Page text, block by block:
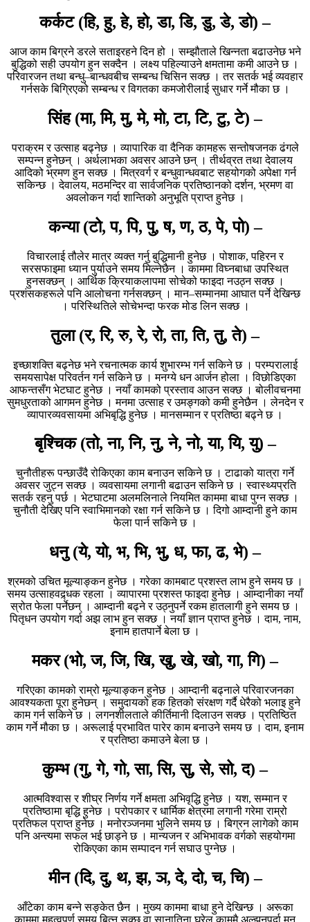
कर्कट (हि, हु, हे, हो, डा, डि, डु, डे, डो) –
आज काम बिग्रने डरले सताइरहने दिन हो । सम्झौताले खिन्नता बढाउनेछ भने
बुद्धिको सही उपयोग हुन सक्दैन । लक्ष्य पहिल्याउने क्षमतामा कमी आउने छ ।
परिवारजन तथा बन्धु–बान्धवबीच सम्बन्ध चिसिन सक्छ । तर सतर्क भई व्यवहार
गर्नसके बिग्रिएको सम्बन्ध र विगतका कमजोरीलाई सुधार गर्ने मौका छ ।
सिंह (मा, मि, मु, मे, मो, टा, टि, टु, टे) –
पराक्रम र उत्साह बढ्नेछ । व्यापारिक वा दैनिक कामहरू सन्तोषजनक ढंगले
सम्पन्न हुनेछन् । अर्थलाभका अवसर आउने छन् । तीर्थव्रत तथा देवालय
आदिको भ्रमण हुन सक्छ । मित्रवर्ग र बन्धुवान्धवबाट सहयोगको अपेक्षा गर्न
सकिन्छ । देवालय, मठमन्दिर वा सार्वजनिक प्रतिष्ठानको दर्शन, भ्रमण वा
अवलोकन गर्दा शान्तिको अनुभूति प्राप्त हुनेछ ।
कन्या (टो, प, पि, पु, ष, ण, ठ, पे, पो) –
विचारलाई तौलेर मात्र व्यक्त गर्नु बुद्धिमानी हुनेछ । पोशाक, पहिरन र
सरसफाइमा ध्यान पुर्याउने समय मिल्नेछैन । काममा विघ्नबाधा उपस्थित
हुनसक्छन् । आर्थिक क्रियाकलापमा सोचेको फाइदा नउठ्न सक्छ ।
प्रशंसकहरूले पनि आलोचना गर्नसक्छन् । मान–सम्मानमा आघात पर्ने देखिन्छ
। परिस्थितिले सोचेभन्दा फरक मोड लिन सक्छ ।
तुला (र, रि, रु, रे, रो, ता, ति, तु, ते) –
इच्छाशक्ति बढ्नेछ भने रचनात्मक कार्य शुभारम्भ गर्न सकिने छ । परम्परालाई
समयसापेक्ष परिवर्तन गर्न सकिने छ । मनग्ये धन आर्जन होला । विछोडिएका
आफन्तसँग भेटघाट हुनेछ । नयाँ कामको प्रस्ताव आउन सक्छ । बोलीवचनमा
सुमधुरताको आगमन हुनेछ । मनमा उत्साह र उमङ्गको कमी हुनेछैन । लेनदेन र
व्यापारव्यवसायमा अभिबृद्धि हुनेछ । मानसम्मान र प्रतिष्ठा बढ्ने छ ।
बृश्चिक (तो, ना, नि, नु, ने, नो, या, यि, यु) –
चुनौतीहरू पन्छाउँदै रोकिएका काम बनाउन सकिने छ । टाढाको यात्रा गर्ने
अवसर जुट्न सक्छ । व्यवसायमा लगानी बढाउन सकिने छ । स्वास्थ्यप्रति
सतर्क रहनु पर्छ । भेटघाटमा अलमलिनाले नियमित काममा बाधा पुग्न सक्छ ।
चुनौती देखिए पनि स्वाभिमानको रक्षा गर्न सकिने छ । दिगो आम्दानी हुने काम
फेला पार्न सकिने छ ।
धनु (ये, यो, भ, भि, भु, ध, फा, ढ, भे) –
श्रमको उचित मूल्याङ्कन हुनेछ । गरेका कामबाट प्रशस्त लाभ हुने समय छ ।
समय उत्साहवद्र्धक रहला । व्यापारमा प्रशस्त फाइदा हुनेछ । आम्दानीका नयाँ
स्रोत फेला पर्नेछन् । आम्दानी बढ्ने र उठ्नुपर्ने रकम हातलागी हुने समय छ ।
पितृधन उपयोग गर्दा अझ लाभ हुन सक्छ । नयाँ ज्ञान प्राप्त हुनेछ । दाम, नाम,
इनाम हातपार्ने बेला छ ।
मकर (भो, ज, जि, खि, खु, खे, खो, गा, गि) –
गरिएका कामको राम्रो मूल्याङ्कन हुनेछ । आम्दानी बढ्नाले परिवारजनका
आवश्यकता पूरा हुनेछन् । समुदायको हक हितको संरक्षण गर्दै धेरैको भलाइ हुने
काम गर्न सकिने छ । लगनशीलताले कीर्तिमानी दिलाउन सक्छ । प्रतिष्ठित
काम गर्ने मौका छ । अरूलाई प्रभावित पारेर काम बनाउने समय छ । दाम, इनाम
र प्रतिष्ठा कमाउने बेला छ ।
कुम्भ (गु, गे, गो, सा, सि, सु, से, सो, द) –
आत्मविश्वास र शीघ्र निर्णय गर्ने क्षमता अभिवृद्धि हुनेछ । यश, सम्मान र
प्रतिष्ठामा बृद्धि हुनेछ । परोपकार र धार्मिक क्षेत्रमा लगानी गरेमा राम्रो
प्रतिफल प्राप्त हुनेछ । मनोरञ्जनमा भुलिने समय छ । बिग्रन लागेको काम
पनि अन्त्यमा सफल भई छाड्ने छ । मान्यजन र अभिभावक वर्गको सहयोगमा
रोकिएका काम सम्पादन गर्न सघाउ पुग्नेछ ।
मीन (दि, दु, थ, झ, ञ, दे, दो, च, चि) –
आँटेका काम बन्ने सङ्केत छैन । मुख्य काममा बाधा हुने देखिन्छ । अरूका
काममा महत्वपूर्ण समय बित्न सक्छ वा सानातिना घरेलु काममै अल्झनुपर्दा मन